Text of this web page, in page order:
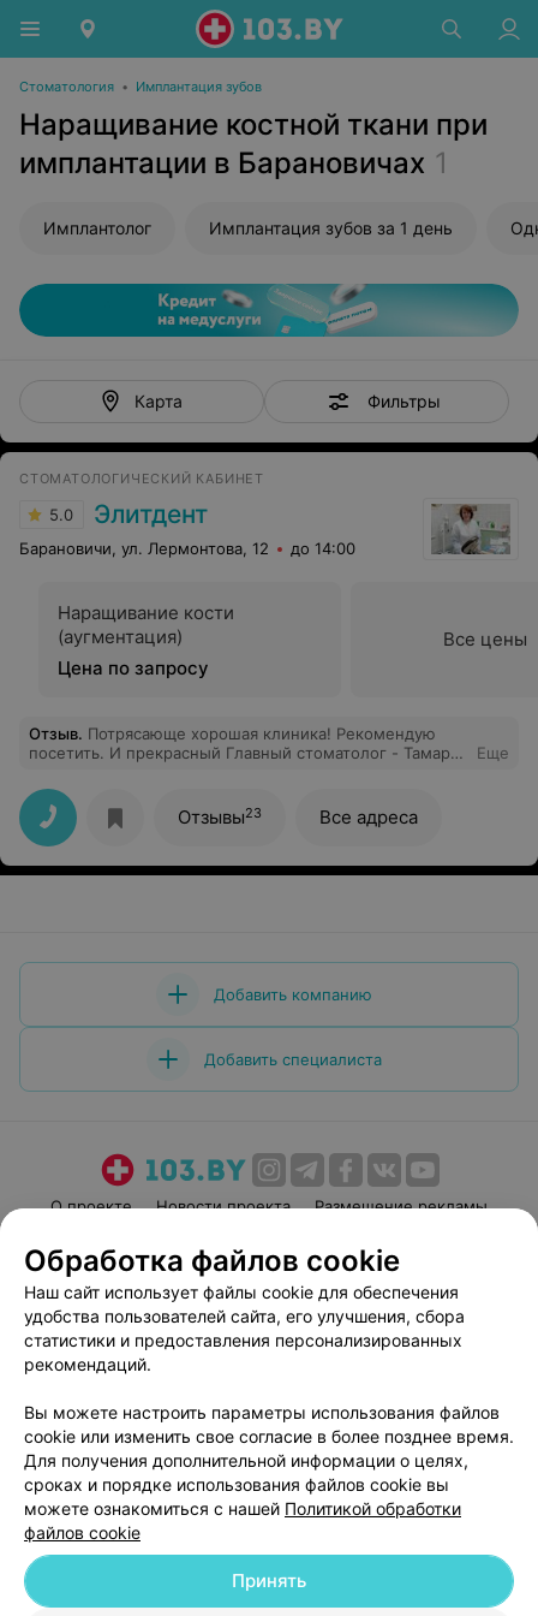
Стоматология • Имплантация зубов
Наращивание костной ткани при
имплантации в Барановичах 1
Имплантолог Имплантация зубов за 1 день
Карта Фильтры
СТОМАТОЛОГИЧЕСКИЙ КАБИНЕТ
5.0 Элитдент
Барановичи, ул. Лермонтова, 12 до 14:00
Наращивание кости
(аугментация)
Цена по запросу
Все цены
Отзыв. Потрясающе хорошая клиника! Рекомендую
посетить. И прекрасный Главный стоматолог - Тамара
Еще
Отзывы23 Все адреса
Добавить компанию
Добавить специалиста
О проекте Новости проекта
Размещение рекламы
Пользовательское соглашение
Способы оплаты
Вакансии
Партнеры
Написать руководителю 103.by
Персональные настройки cookie
Обработка персональных данных
© 2026 ООО «Артокс Лаб», УНП 191700409| 220012, Республика Беларусь,
Обработка файлов cookie
Наш сайт использует файлы cookie для обеспечения
удобства пользователей сайта, его улучшения, сбора
статистики и предоставления персонализированных
рекомендаций.
Вы можете настроить параметры использования файлов
cookie или изменить свое согласие в более позднее время.
Для получения дополнительной информации о целях,
сроках и порядке использования файлов cookie вы
можете ознакомиться с нашей Политикой обработки
файлов cookie
Принять